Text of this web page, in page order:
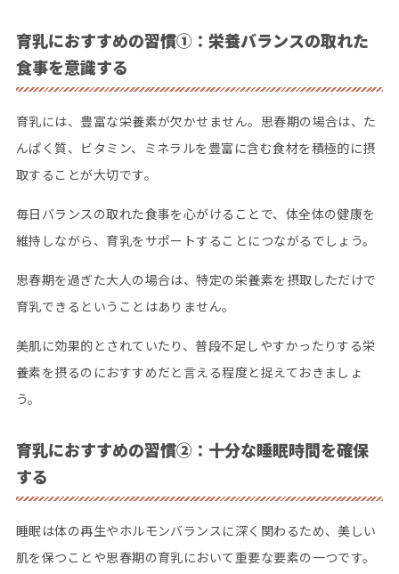
育乳におすすめの習慣①：栄養バランスの取れた
食事を意識する
育乳には、豊富な栄養素が欠かせません。思春期の場合は、た
んぱく質、ビタミン、ミネラルを豊富に含む食材を積極的に摂
取することが大切です。
毎日バランスの取れた食事を心がけることで、体全体の健康を
維持しながら、育乳をサポートすることにつながるでしょう。
思春期を過ぎた大人の場合は、特定の栄養素を摂取しただけで
育乳できるということはありません。
美肌に効果的とされていたり、普段不足しやすかったりする栄
養素を摂るのにおすすめだと言える程度と捉えておきましょ
う。
育乳におすすめの習慣②： 十分な睡眠時間を確保
する
睡眠は体の再生やホルモンバランスに深く関わるため、美しい
肌を保つことや思春期の育乳において重要な要素の一つです。